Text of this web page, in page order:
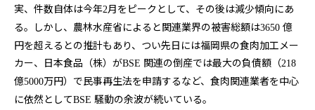
実、件数自体は今年2月をピークとして、その後は減少傾向にあ
る。しかし、農林水産省によると関連業界の被害総額は3650 億
円を超えるとの推計もあり、つい先日には福岡県の食肉加工メー
カー、日本食品（株）がBSE 関連の倒産では最大の負債額（218
億5000万円）で民事再生法を申請するなど、食肉関連業者を中心
に依然としてBSE 騒動の余波が続いている。